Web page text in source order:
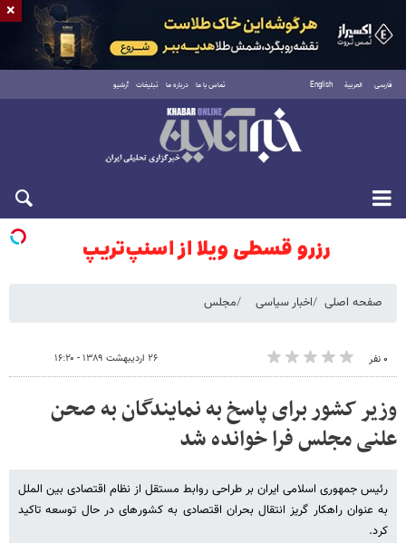
فارسی العربية English تماس با ما درباره ما تبلیغات آرشیو
شنبه ۱۷ مرداد ۱۴۰۵
صفحه اصلی اخبار سیاسی مجلس
۰ نفر ۲۶ اردیبهشت ۱۳۸۹ - ۱۶:۲۰
وزیر کشور برای پاسخ به نمایندگان به صحن
علنی مجلس فرا خوانده شد
رئیس جمهوری اسلامی ایران بر طراحی روابط مستقل از نظام اقتصادی بین الملل
به عنوان راهکار گریز انتقال بحران اقتصادی به کشورهای در حال توسعه تاکید
کرد.
×